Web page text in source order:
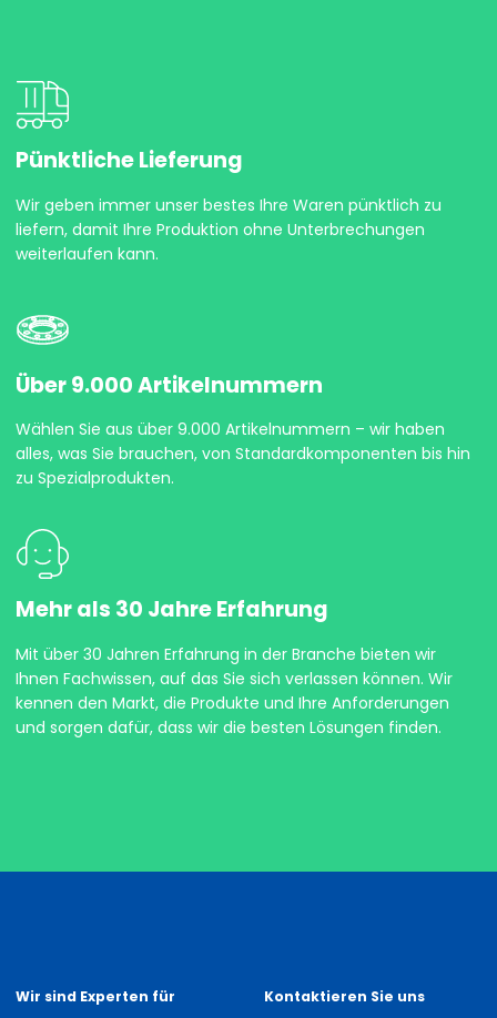
Pünktliche Lieferung
Wir geben immer unser bestes Ihre Waren pünktlich zu
liefern, damit Ihre Produktion ohne Unterbrechungen
weiterlaufen kann.
Über 9.000 Artikelnummern
Wählen Sie aus über 9.000 Artikelnummern – wir haben
alles, was Sie brauchen, von Standardkomponenten bis hin
zu Spezialprodukten.
Mehr als 30 Jahre Erfahrung
Mit über 30 Jahren Erfahrung in der Branche bieten wir
Ihnen Fachwissen, auf das Sie sich verlassen können. Wir
kennen den Markt, die Produkte und Ihre Anforderungen
und sorgen dafür, dass wir die besten Lösungen finden.
Wir sind Experten für Kontaktieren Sie uns